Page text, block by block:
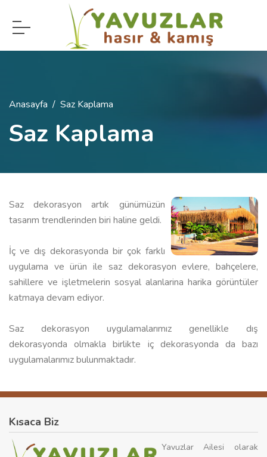
Anasayfa Saz Kaplama
Saz Kaplama
Saz dekorasyon artık günümüzün
tasarım trendlerinden biri haline geldi.
İç ve dış dekorasyonda bir çok farklı
uygulama ve ürün ile saz dekorasyon evlere, bahçelere,
sahillere ve işletmelerin sosyal alanlarina harika görüntüler
katmaya devam ediyor.
Saz dekorasyon uygulamalarımız genellikle dış
dekorasyonda olmakla birlikte iç dekorasyonda da bazı
uygulamalarımız bulunmaktadır.
Kısaca Biz
Yavuzlar Ailesi olarak